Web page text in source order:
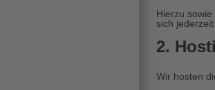
Hierzu
sich
2.
Wir hosten